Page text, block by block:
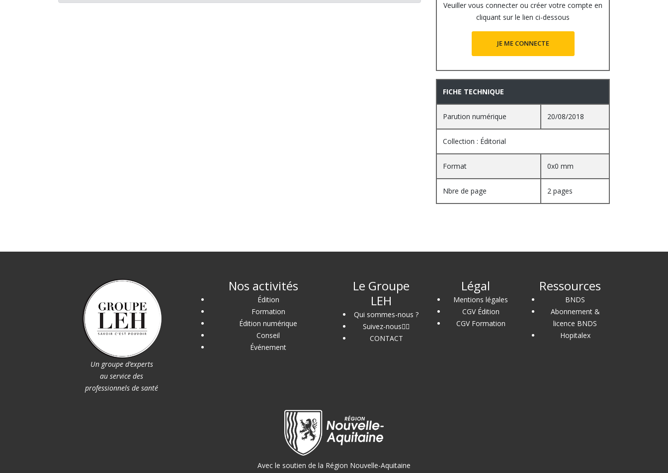
Veuiller vous connecter ou créer votre compte en
cliquant sur le lien ci-dessous
JE ME CONNECTE
FICHE TECHNIQUE
Parution numérique 20/08/2018
Collection : Éditorial
Format 0x0 mm
Nbre de page 2 pages
Un groupe d’experts
au service des
professionnels de santé
Nos activités
Édition
Formation
Édition numérique
Conseil
Événement
Le Groupe
LEH
Qui sommes-nous ?
Suivez-nous
CONTACT
Légal
Mentions légales
CGV Édition
CGV Formation
Ressources
BNDS
Abonnement &
licence BNDS
Hopitalex
Avec le soutien de la Région Nouvelle-Aquitaine